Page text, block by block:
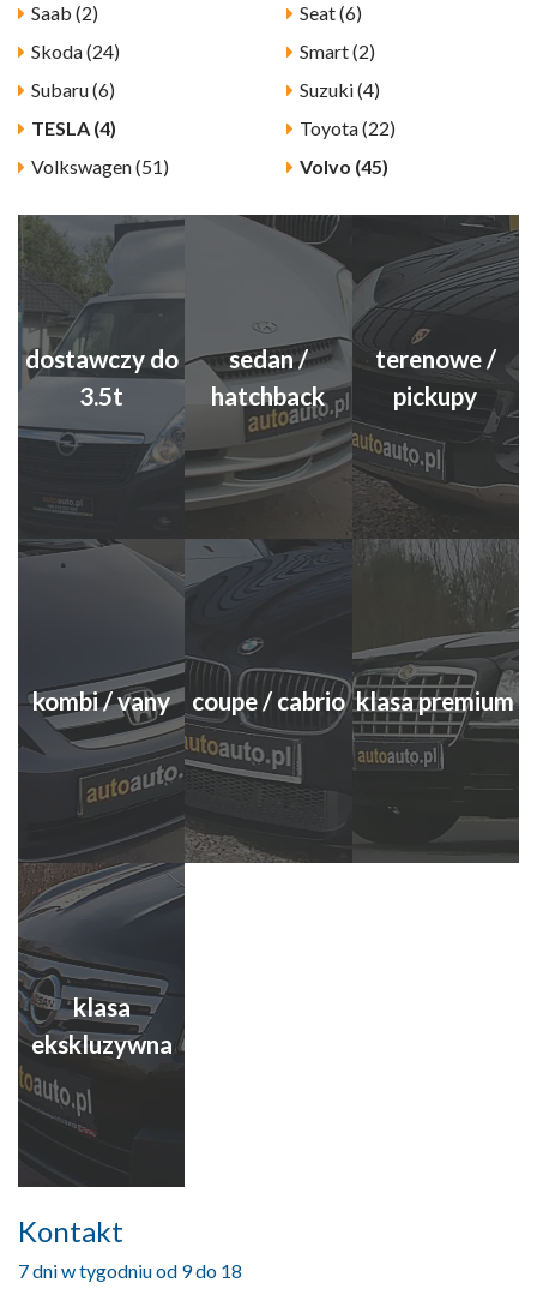
Saab (2)
Seat (6)
Skoda (24)
Smart (2)
Subaru (6)
Suzuki (4)
TESLA (4)
Toyota (22)
Volkswagen (51)
Volvo (45)
dostawczy do
3.5t
sedan /
hatchback
terenowe /
pickupy
kombi / vany coupe / cabrio klasa premium
klasa
ekskluzywna
Kontakt
7 dni w tygodniu od 9 do 18